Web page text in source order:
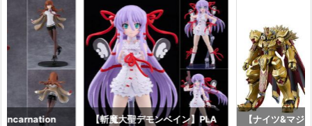
【斬魔大聖デモンベイン】PLA
【ナイツ&マジ